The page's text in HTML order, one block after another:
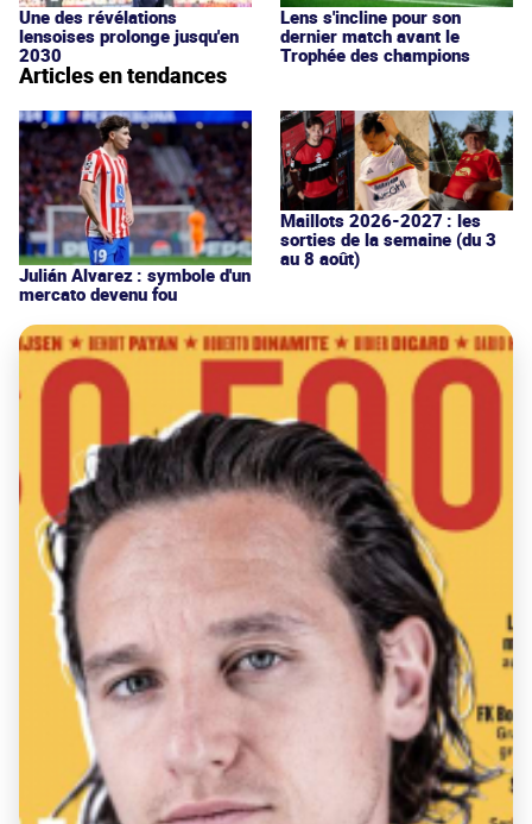
Une des révélations
lensoises prolonge jusqu'en
2030
Lens s'incline pour son
dernier match avant le
Trophée des champions
Articles en tendances
Julián Alvarez : symbole d'un
mercato devenu fou
Maillots 2026-2027 : les
sorties de la semaine (du 3
au 8 août)